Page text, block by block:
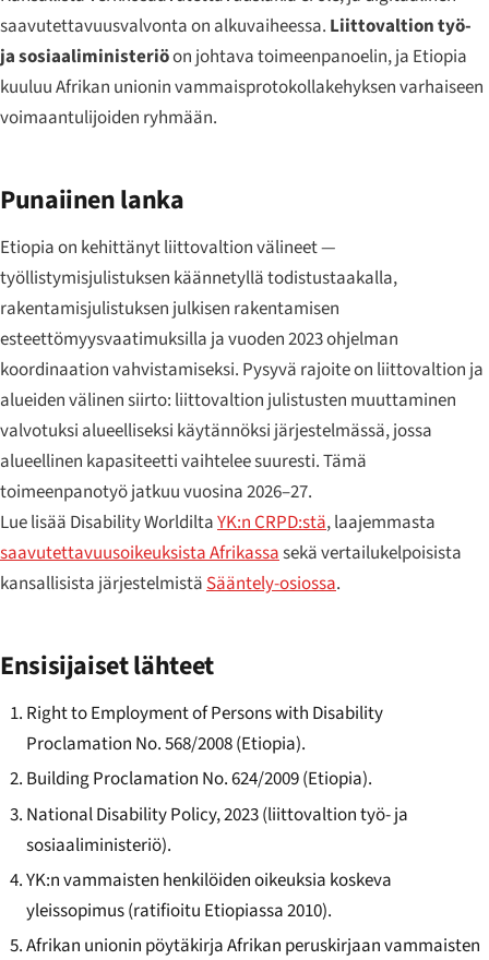
saavutettavuusvalvonta on alkuvaiheessa. Liittovaltion työ-
ja sosiaaliministeriöon johtava toimeenpanoelin, ja Etiopia
kuuluu Afrikan unionin vammaisprotokollakehyksen varhaiseen
voimaantulijoiden ryhmään.
Punaiinen lanka
Etiopia on kehittänyt liittovaltion välineet —
työllistymisjulistuksen käännetyllä todistustaakalla,
rakentamisjulistuksen julkisen rakentamisen
esteettömyysvaatimuksilla ja vuoden 2023 ohjelman
koordinaation vahvistamiseksi. Pysyvä rajoite on liittovaltion ja
alueiden välinen siirto: liittovaltion julistusten muuttaminen
valvotuksi alueelliseksi käytännöksi järjestelmässä, jossa
alueellinen kapasiteetti vaihtelee suuresti. Tämä
toimeenpanotyö jatkuu vuosina 2026–27.
Lue lisää Disability WorldiltaYK:n CRPD:stä, laajemmasta
saavutettavuusoikeuksista Afrikassasekä vertailukelpoisista
kansallisista järjestelmistäSääntely-osiossa.
Ensisijaiset lähteet
Right to Employment of Persons with Disability
Proclamation No. 568/2008 (Etiopia).
Building Proclamation No. 624/2009 (Etiopia).
National Disability Policy, 2023 (liittovaltion työ- ja
sosiaaliministeriö).
YK:n vammaisten henkilöiden oikeuksia koskeva
yleissopimus (ratifioitu Etiopiassa 2010).
Afrikan unionin pöytäkirja Afrikan peruskirjaan vammaisten